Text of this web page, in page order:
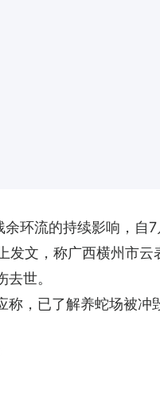
余环流的持续影响，自
发文，称广西横州市
世。
称，已了解养蛇场被冲